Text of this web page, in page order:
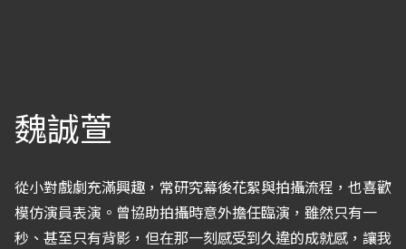
魏誠萱
從小對戲劇充滿興趣，常研究幕後花絮與拍攝流程，也喜歡
模仿演員表演。曾協助拍攝時意外擔任臨演，雖然只有一
秒、甚至只有背影，但在那一刻感受到久違的成就感，讓我